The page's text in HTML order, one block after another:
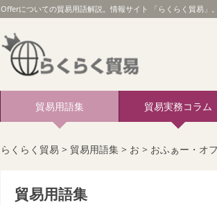
Offerについての貿易用語解説。情報サイト 「らくらく貿易」
貿易用語集 貿易実務コラム
らくらく貿易 > 貿易用語集> お > おふぁー・オ
貿易用語集